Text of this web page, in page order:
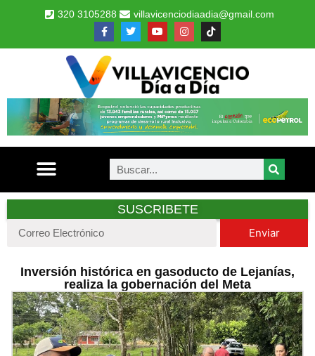
320 3105288 villavicenciodiaadia@gmail.com
SUSCRIBETE
Enviar
Inversión histórica en gasoducto de Lejanías,
realiza la gobernación del Meta